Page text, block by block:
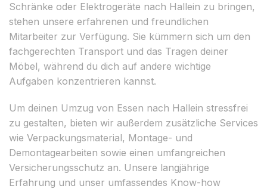
Schränke oder Elektrogeräte nach Hallein zu bringen,
stehen unsere erfahrenen und freundlichen
Mitarbeiter zur Verfügung. Sie kümmern sich um den
fachgerechten Transport und das Tragen deiner
Möbel, während du dich auf andere wichtige
Aufgaben konzentrieren kannst.
Um deinen Umzug von Essen nach Hallein stressfrei
zu gestalten, bieten wir außerdem zusätzliche Services
wie Verpackungsmaterial, Montage- und
Demontagearbeiten sowie einen umfangreichen
Versicherungsschutz an. Unsere langjährige
Erfahrung und unser umfassendes Know-how